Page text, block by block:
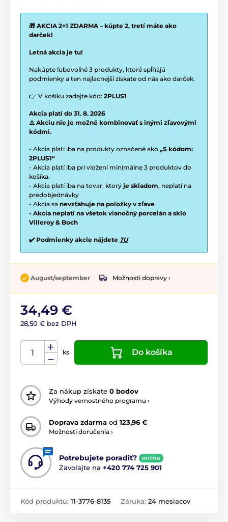
🎁 AKCIA 2+1 ZDARMA – kúpte 2, tretí máte ako
darček!
Letná akcia je tu!
Nakúpte ľubovoľné 3 produkty, ktoré spĺňajú
podmienky a ten najlacnejší získate od nás ako darček.
👉 V košíku zadajte kód: 2PLUS1
Akcia platí do 31. 8. 2026
⚠️ Akciu nie je možné kombinovať s inými zľavovými
kódmi.
- Akcia platí iba na produkty označené ako „S kódom:
2PLUS1“
- Akcia platí iba pri vložení minimálne 3 produktov do
košíka.
- Akcia platí iba na tovar, ktorý je skladom, neplatí na
predobjednávky
- Akcia sa nevzťahuje na položky v zľave
- Akcia neplatí na všetok vianočný porcelán a sklo
Villeroy & Boch
✔️ Podmienky akcie nájdete TU
August/september Možnosti dopravy ›
34,49 €
28,50 € bez DPH
ks Do košíka
Za nákup získate 0 bodov
Výhody vernostného programu ›
Doprava zdarma od 123,96 €
Možnosti doručenia ›
Potrebujete poradiť? online
Zavolajte na +420 774 725 901
Kód produktu: 11-3776-8135 Záruka: 24 mesiacov